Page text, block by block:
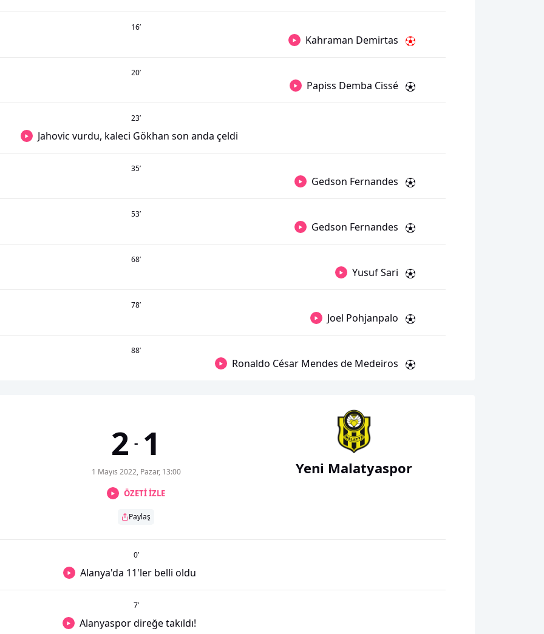
16’
Kahraman Demirtas
20’
Papiss Demba Cissé
23’
Jahovic vurdu, kaleci Gökhan son anda çeldi
35’
Gedson Fernandes
53’
Gedson Fernandes
68’
Yusuf Sari
78’
Joel Pohjanpalo
88’
Ronaldo César Mendes de Medeiros
2 - 1
1 Mayıs 2022, Pazar, 13:00
ÖZETİ İZLE
Paylaş
Yeni Malatyaspor
0’
Alanya'da 11'ler belli oldu
7’
Alanyaspor direğe takıldı!